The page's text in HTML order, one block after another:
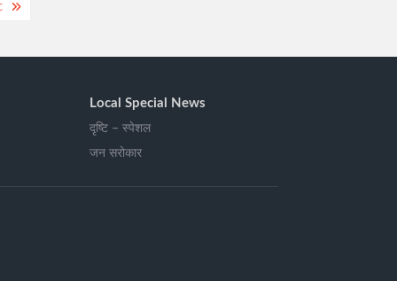
Local Special News
दृष्टि – स्पेशल
जन सरोकार